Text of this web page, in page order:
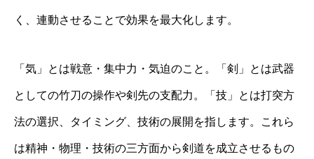
く、連動させることで効果を最大化します。
「気」とは戦意・集中力・気迫のこと。「剣」とは武器
としての竹刀の操作や剣先の支配力。「技」とは打突方
法の選択、タイミング、技術の展開を指します。これら
は精神・物理・技術の三方面から剣道を成立させるもの